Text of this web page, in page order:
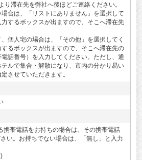
り滞在先を弊社へ後ほどご連絡ください。
合は、「リストにありません」を選択して
力するボックスが出ますので、そこへ滞在先
個人宅の場合は、「その他」を選択してく
るボックスが出ますので、そこへ滞在先の
話番号）を入力してください。ただし、通
ルで集合・解散になり、市内の分かり易い
させていただきます。
携帯電話をお持ちの場合は、その携帯電話
い。お持ちでない場合は、「無し」と入力